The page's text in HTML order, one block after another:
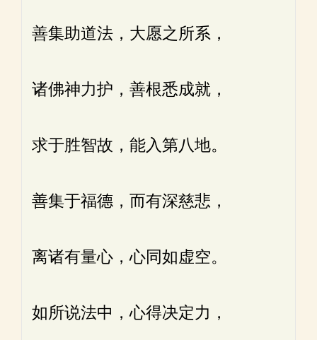
善集助道法，大愿之所系，
诸佛神力护，善根悉成就，
求于胜智故，能入第八地。
善集于福德，而有深慈悲，
离诸有量心，心同如虚空。
如所说法中，心得决定力，